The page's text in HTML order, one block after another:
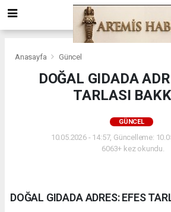
Anasayfa Güncel
DOĞAL GIDADA
TARLASI
GÜNCEL
10.05.2026 - 14:57, Güncelleme:
6063+ kez okundu.
DOĞAL GIDADA ADRES: EFES